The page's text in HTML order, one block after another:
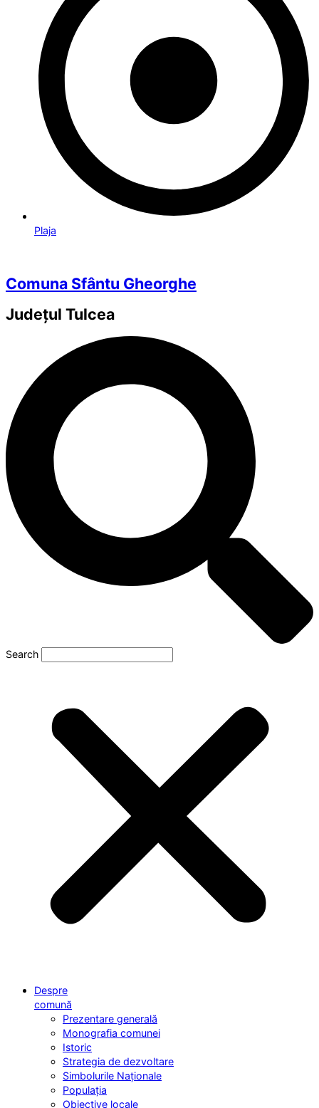
Plaja
Comuna Sfântu Gheorghe
Județul Tulcea
Search
Despre
comună
Prezentare generală
Monografia comunei
Istoric
Strategia de dezvoltare
Simbolurile Naționale
Populația
Obiective locale